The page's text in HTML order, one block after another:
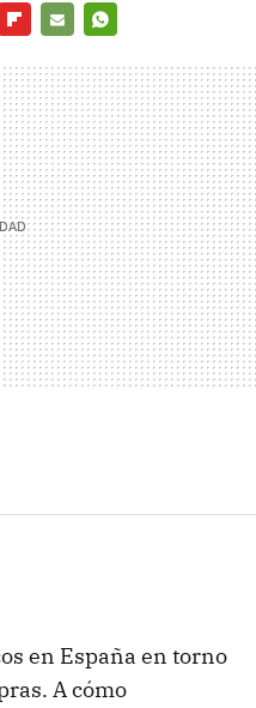
MAIL
en España en torno
A cómo